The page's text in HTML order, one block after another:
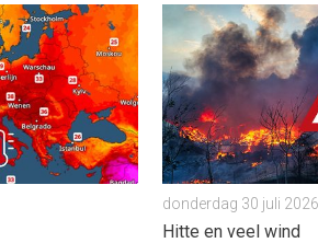
2026
warm. Tot 30 graden. . . vrijdag
Ook in Zuidoost-
donderdag 30 juli 2026
Hitte en veel wind